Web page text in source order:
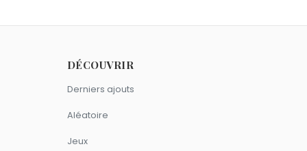
DÉCOUVRIR
Derniers ajouts
Aléatoire
Jeux